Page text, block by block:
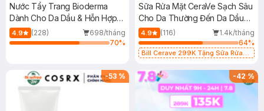
Nước Tẩy Trang Bioderma
Dành Cho Da Dầu & Hỗn Hợp
500ml
4.9 (228)
698/tháng
70%
Sữa Rửa Mặt CeraVe Sạch Sâu
Cho Da Thường Đến Da Dầu
473ml
4.9 (116)
1.4k/tháng
64%
Bill Cerave 299K Tặng Sữa Rửa
-53 % -42%